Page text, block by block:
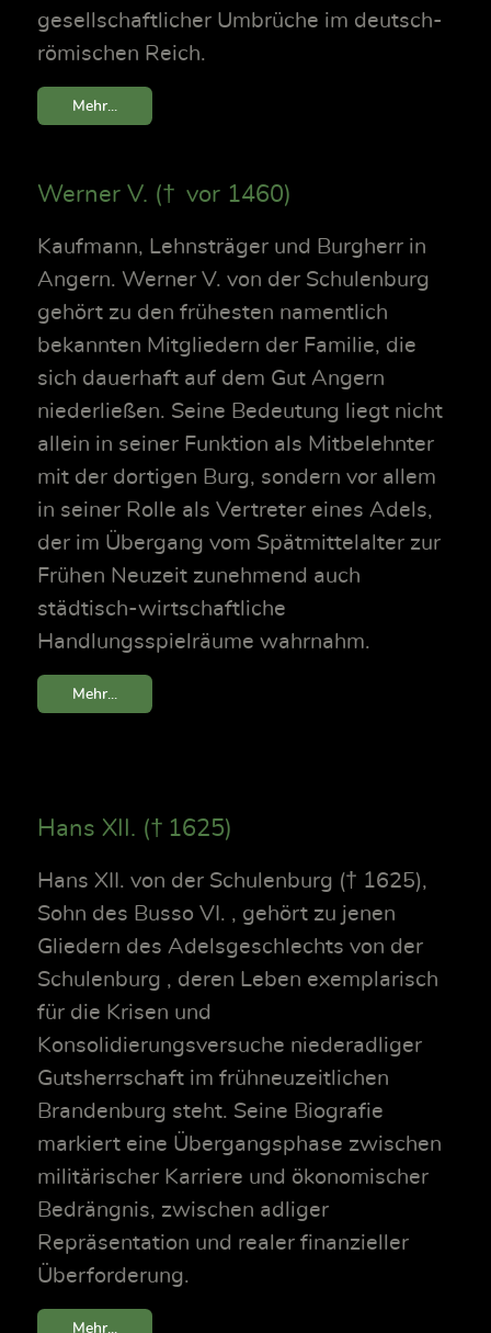
gesellschaftlicher Umbrüche im deutsch-
römischen Reich.
Mehr...
Werner V. († vor 1460)
Kaufmann, Lehnsträger und Burgherr in
Angern. Werner V. von der Schulenburg
gehört zu den frühesten namentlich
bekannten Mitgliedern der Familie, die
sich dauerhaft auf dem Gut Angern
niederließen. Seine Bedeutung liegt nicht
allein in seiner Funktion als Mitbelehnter
mit der dortigen Burg, sondern vor allem
in seiner Rolle als Vertreter eines Adels,
der im Übergang vom Spätmittelalter zur
Frühen Neuzeit zunehmend auch
städtisch-wirtschaftliche
Handlungsspielräume wahrnahm.
Mehr...
Hans XII. († 1625)
Hans XII. von der Schulenburg († 1625),
Sohn des Busso VI. , gehört zu jenen
Gliedern des Adelsgeschlechts von der
Schulenburg , deren Leben exemplarisch
für die Krisen und
Konsolidierungsversuche niederadliger
Gutsherrschaft im frühneuzeitlichen
Brandenburg steht. Seine Biografie
markiert eine Übergangsphase zwischen
militärischer Karriere und ökonomischer
Bedrängnis, zwischen adliger
Repräsentation und realer finanzieller
Überforderung.
Mehr...